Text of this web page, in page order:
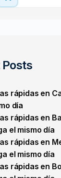
rápidas en
día
rápidas en
el mismo día
rápidas en
el mismo día
rápidas en